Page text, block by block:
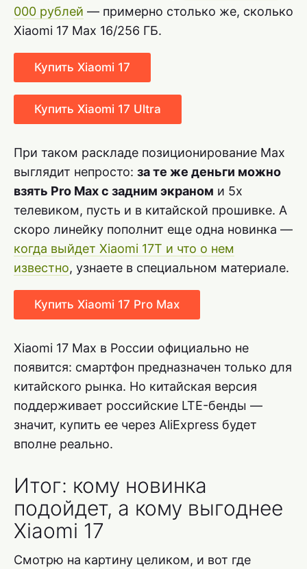
000 рублей — примерно столько же, сколько
Xiaomi 17 Max 16/256 ГБ.
Купить Xiaomi 17
Купить Xiaomi 17 Ultra
При таком раскладе позиционирование Max
выглядит непросто: за те же деньги можно
взять Pro Max с задним экраном и 5x
телевиком, пусть и в китайской прошивке. А
скоро линейку пополнит еще одна новинка —
когда выйдет Xiaomi 17T и что о нем
известно, узнаете в специальном материале.
Купить Xiaomi 17 Pro Max
Xiaomi 17 Max в России официально не
появится: смартфон предназначен только для
китайского рынка. Но китайская версия
поддерживает российские LTE-бенды —
значит, купить ее через AliExpress будет
вполне реально.
Итог: кому новинка
подойдет, а кому выгоднее
Xiaomi 17
Смотрю на картину целиком, и вот где